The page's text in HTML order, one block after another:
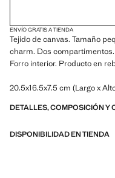
ENVÍO GRATIS A TIENDA
Tejido de canvas. Tamaño
charm. Dos
Forro interior. Producto en
20.5x16.5x7.5 cm (Largo x
DETALLES, COMPOSICIÓN Y
DISPONIBILIDAD EN TIENDA